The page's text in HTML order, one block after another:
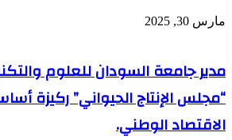
مارس 30, 2025
مدير جامعة السودان للعلوم
“مجلس الإنتاج الحيواني” ركيزة
الاقتصاد الوطني.